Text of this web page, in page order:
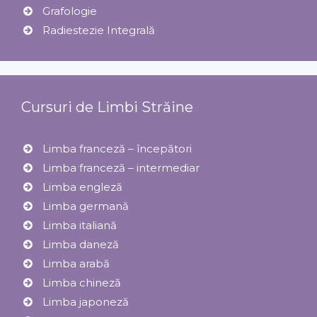
Grafologie
Radiestezie Integrală
Cursuri de Limbi Străine
Limba franceză – începători
Limba franceză – intermediar
Limba engleză
Limba germană
Limba italiană
Limba daneză
Limba arabă
Limba chineză
Limba japoneză